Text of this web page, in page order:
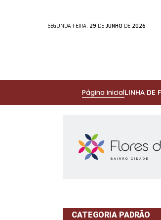
SEGUNDA-FEIRA, 29 DE JUNHO DE 2026
Página inicialLINHA DE
CATEGORIA PADRÃO